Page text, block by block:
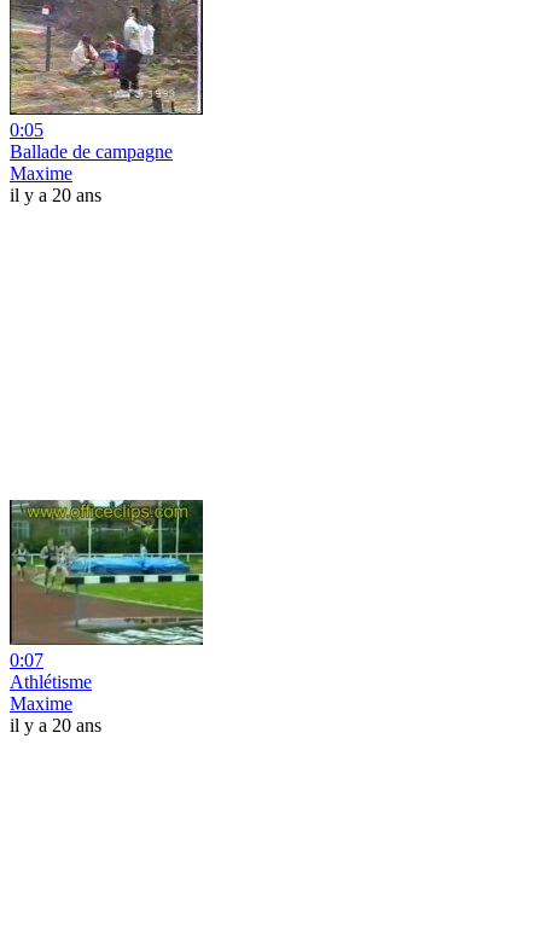
0:05
Ballade de campagne
Maxime
il y a 20 ans
0:07
Athlétisme
Maxime
il y a 20 ans